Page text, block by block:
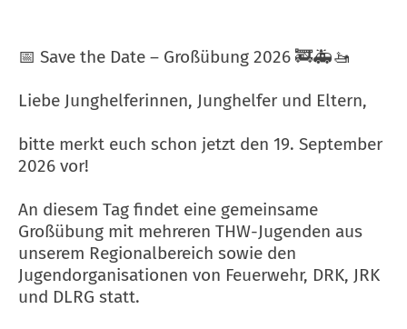
📅 Save the Date – Großübung 2026 🚒🚑🚤
Liebe Junghelferinnen, Junghelfer und Eltern,
bitte merkt euch schon jetzt den 19. September
2026 vor!
An diesem Tag findet eine gemeinsame
Großübung mit mehreren THW-Jugenden aus
unserem Regionalbereich sowie den
Jugendorganisationen von Feuerwehr, DRK, JRK
und DLRG statt.